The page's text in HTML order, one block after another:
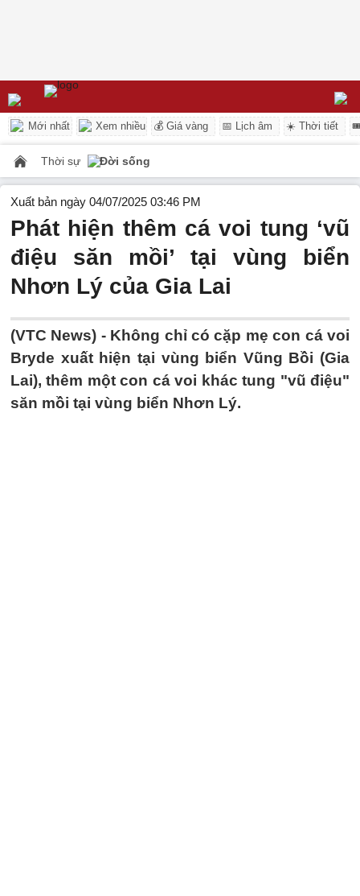
Mới nhất Xem nhiều 💰 Giá vàng 📅 Lịch âm ☀️ Thời tiết
Thời sự Đời sống
Xuất bản ngày 04/07/2025 03:46 PM
Phát hiện thêm cá voi tung ‘vũ
điệu săn mồi’ tại vùng biển
Nhơn Lý của Gia Lai
(VTC News) - Không chỉ có cặp mẹ con cá voi
Bryde xuất hiện tại vùng biển Vũng Bồi (Gia
Lai), thêm một con cá voi khác tung "vũ điệu"
săn mồi tại vùng biển Nhơn Lý.